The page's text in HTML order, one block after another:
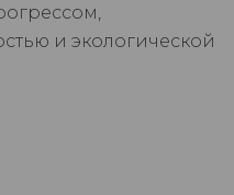
и экологической